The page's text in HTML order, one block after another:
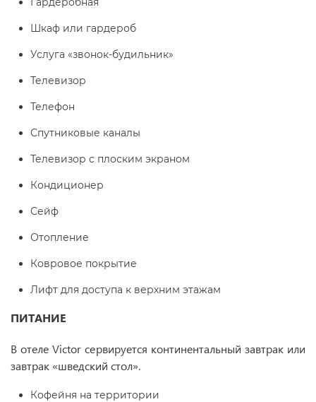
Шкаф или гардероб
Услуга «звонок-будильник»
Телевизор
Телефон
Спутниковые каналы
Телевизор с плоским экраном
Кондиционер
Сейф
Отопление
Ковровое покрытие
Лифт для доступа к верхним этажам
ПИТАНИЕ
В отеле Victor сервируется континентальный завтрак или
завтрак «шведский стол».
Кофейня на территории